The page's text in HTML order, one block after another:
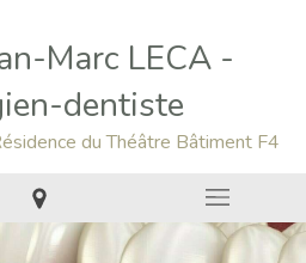
Marc LECA -
dentiste
du Théâtre Bâtiment F4